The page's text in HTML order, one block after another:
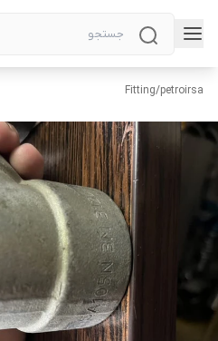
petroirsa
/
Fitting